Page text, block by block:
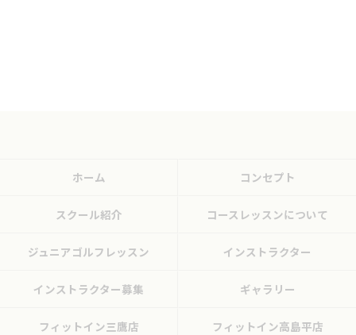
ホーム コンセプト
スクール紹介 コースレッスンについて
ジュニアゴルフレッスン インストラクター
インストラクター募集 ギャラリー
フィットイン三鷹店 フィットイン高島平店